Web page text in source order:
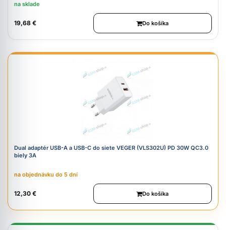
na sklade
19,68 € Do košíka
Dual adaptér USB-A a USB-C do siete VEGER (VLS302U) PD 30W QC3.0
biely 3A
na objednávku do 5 dní
12,30 € Do košíka